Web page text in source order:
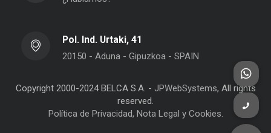
Pol. Ind. Urtaki, 41
20150 - Aduna - Gipuzkoa - SPAIN
Copyright 2000-2024 BELCA S.A. - JPWebSystems, All rights
reserved.
Política de Privacidad, Nota Legal y Cookies.